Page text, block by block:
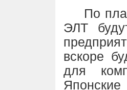
По
ЭЛТ
вскоре
для